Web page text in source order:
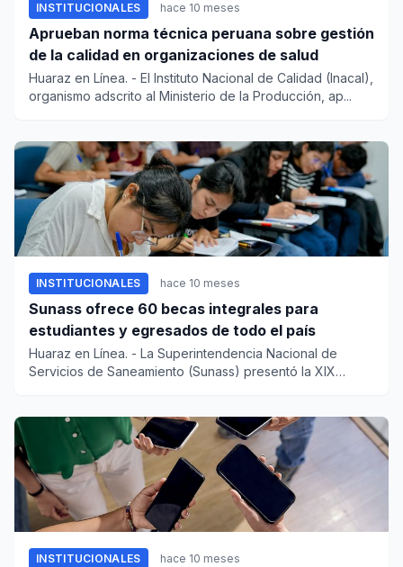
INSTITUCIONALES hace 10 meses
Aprueban norma técnica peruana sobre gestión
de la calidad en organizaciones de salud
Huaraz en Línea. - El Instituto Nacional de Calidad (Inacal),
organismo adscrito al Ministerio de la Producción, ap...
INSTITUCIONALES hace 10 meses
Sunass ofrece 60 becas integrales para
estudiantes y egresados de todo el país
Huaraz en Línea. - La Superintendencia Nacional de
Servicios de Saneamiento (Sunass) presentó la XIX
INSTITUCIONALES hace 10 meses